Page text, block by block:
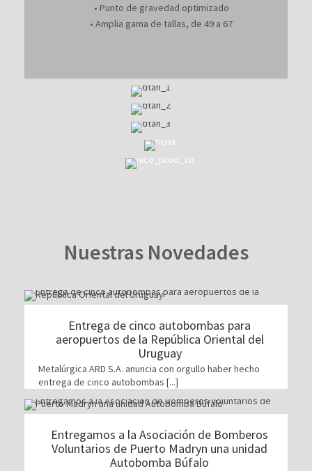
• Punto de gravedad optimizado
• Amplia gama de tallas, de 49 a 67
Nuestras Novedades
Entrega de cinco autobombas para
aeropuertos de la República Oriental del
Uruguay
Metalúrgica ARD S.A. anuncia con orgullo haber hecho
entrega de cinco autobombas [...]
Entregamos a la Asociación de Bomberos
Voluntarios de Puerto Madryn una unidad
Autobomba Búfalo